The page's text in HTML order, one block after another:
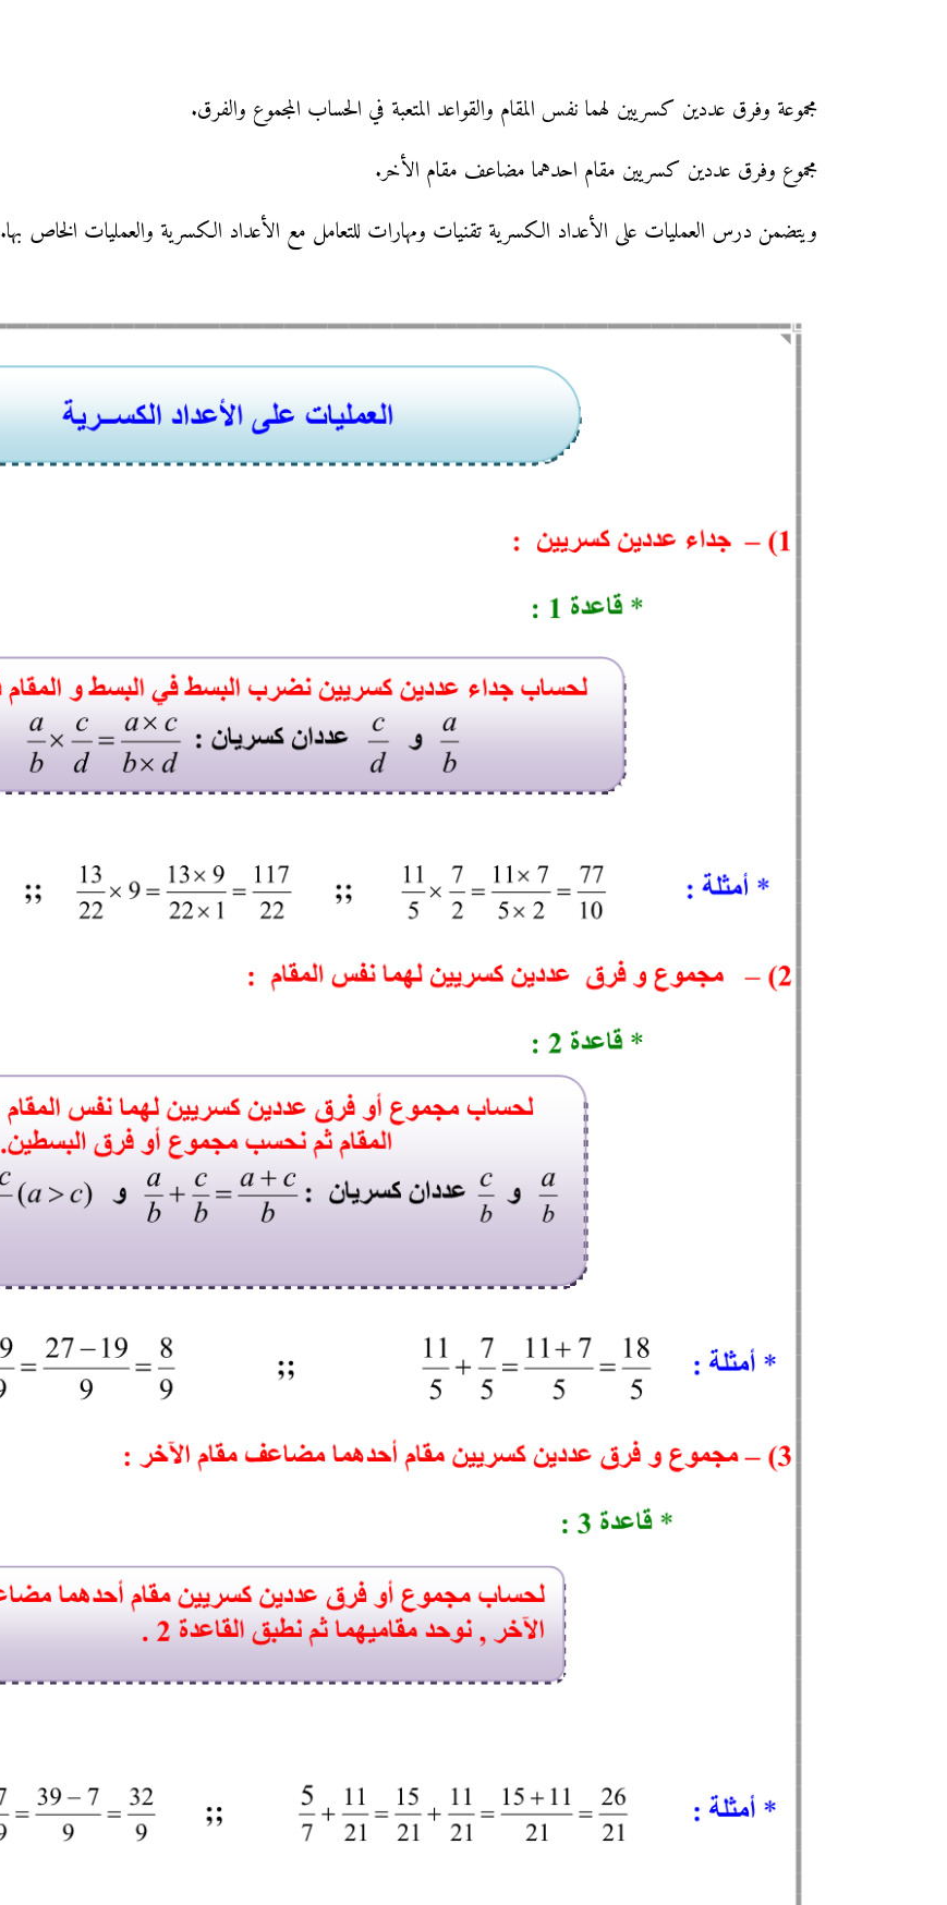
مجموعة وفرق عددين كسريين لهما نفس المقام والقواعد المتعبة في الحساب المجموع والفرق.
مجموع وفرق عددين كسريين مقام احدهما مضاعف مقام الأخر.
ويتضمن درس العمليات على الأعداد الكسرية تقنيات ومهارات للتعامل مع الأعداد الكسرية والعمليات الخاص بها.